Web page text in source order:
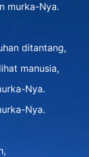
murka-Nya.
ditantang,
manusia,
Nya.
Nya.